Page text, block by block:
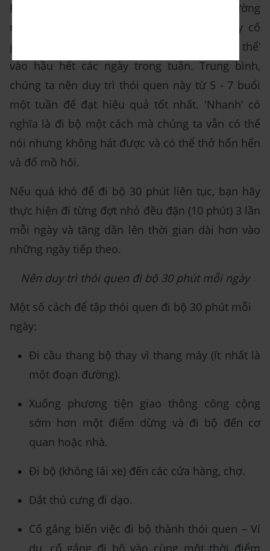
Để giảm đi lượng calo đã nạp vào và tăng cường
những lợi ích cho sức khỏe của mình, hãy cố
gắng đi bộ ít nhất 30 phút ‘nhanh nhất có thể’
vào hầu hết các ngày trong tuần. Trung bình,
chúng ta nên duy trì thói quen này từ 5 - 7 buổi
một tuần để đạt hiệu quả tốt nhất. 'Nhanh' có
nghĩa là đi bộ một cách mà chúng ta vẫn có thể
nói nhưng không hát được và có thể thở hổn hển
và đổ mồ hôi.
Nếu quá khó để đi bộ 30 phút liên tục, bạn hãy
thực hiện đi từng đợt nhỏ đều đặn (10 phút) 3 lần
mỗi ngày và tăng dần lên thời gian dài hơn vào
những ngày tiếp theo.
Nên duy trì thói quen đi bộ 30 phút mỗi ngày
Một số cách để tập thói quen đi bộ 30 phút mỗi
ngày:
Đi cầu thang bộ thay vì thang máy (ít nhất là
một đoạn đường).
Xuống phương tiện giao thông công cộng
sớm hơn một điểm dừng và đi bộ đến cơ
quan hoặc nhà.
Đi bộ (không lái xe) đến các cửa hàng, chợ.
Dắt thú cưng đi dạo.
Cố gắng biến việc đi bộ thành thói quen – Ví
dụ, cố gắng đi bộ vào cùng một thời điểm